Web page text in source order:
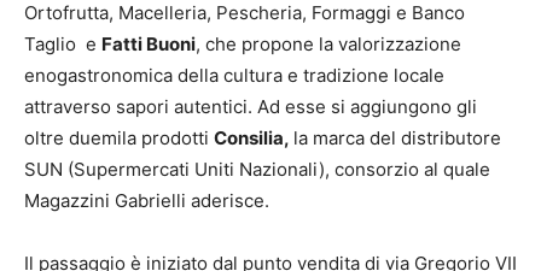
Ortofrutta, Macelleria, Pescheria, Formaggi e Banco
Taglio e Fatti Buoni, che propone la valorizzazione
enogastronomica della cultura e tradizione locale
attraverso sapori autentici. Ad esse si aggiungono gli
oltre duemila prodotti Consilia, la marca del distributore
SUN (Supermercati Uniti Nazionali), consorzio al quale
Magazzini Gabrielli aderisce.
Il passaggio è iniziato dal punto vendita di via Gregorio VII